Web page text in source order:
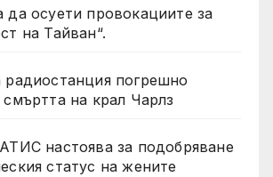
да осуети провокациите за
на Тайван“.
радиостанция погрешно
на крал Чарлз
настоява за подобряване
статус на жените